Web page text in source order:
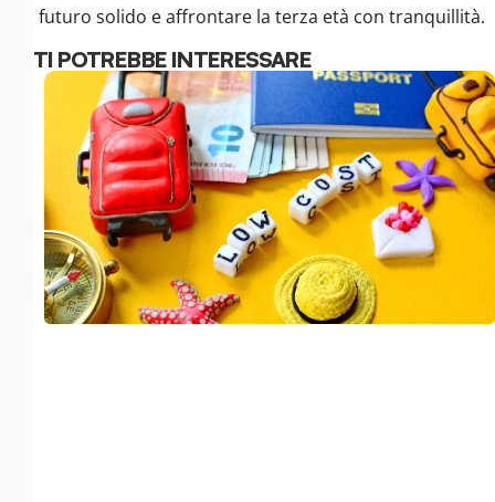
futuro solido e affrontare la terza età con tranquillità.
TI POTREBBE INTERESSARE